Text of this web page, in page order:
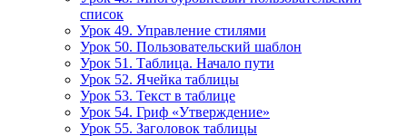
список
Урок 49. Управление стилями
Урок 50. Пользовательский шаблон
Урок 51. Таблица. Начало пути
Урок 52. Ячейка таблицы
Урок 53. Текст в таблице
Урок 54. Гриф «Утверждение»
Урок 55. Заголовок таблицы